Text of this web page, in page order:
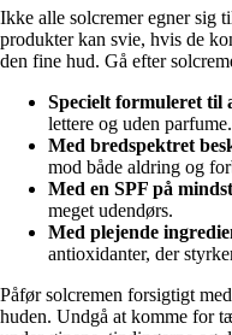
Ikke alle solcremer egner sig
produkter kan svie, hvis de
den fine hud. Gå efter
Specielt formuleret til
lettere og uden parfume.
Med bredspektret
mod både aldring og
Med en SPF på
meget udendørs.
Med plejende
antioxidanter, der
Påfør solcremen forsigtigt
huden. Undgå at komme for